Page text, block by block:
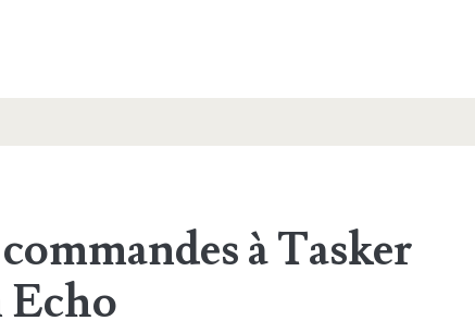
à Tasker
Echo